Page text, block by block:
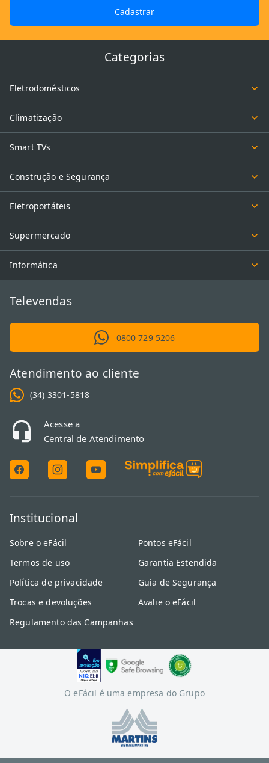
Cadastrar
Categorias
Eletrodomésticos
Climatização
Smart TVs
Construção e Segurança
Eletroportáteis
Supermercado
Informática
Televendas
0800 729 5206
Atendimento ao cliente
(34) 3301-5818
Acesse a
Central de Atendimento
Institucional
Sobre o eFácil
Termos de uso
Política de privacidade
Trocas e devoluções
Regulamento das Campanhas
Pontos eFácil
Garantia Estendida
Guia de Segurança
Avalie o eFácil
O eFácil é uma empresa do Grupo